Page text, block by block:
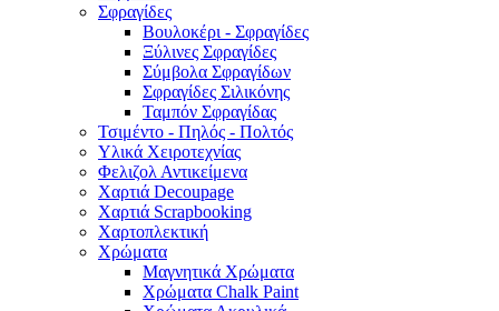
Σφραγίδες
Βουλοκέρι - Σφραγίδες
Ξύλινες Σφραγίδες
Σύμβολα Σφραγίδων
Σφραγίδες Σιλικόνης
Ταμπόν Σφραγίδας
Τσιμέντο - Πηλός - Πολτός
Υλικά Χειροτεχνίας
Φελιζολ Αντικείμενα
Χαρτιά Decoupage
Χαρτιά Scrapbooking
Χαρτοπλεκτική
Χρώματα
Μαγνητικά Χρώματα
Χρώματα Chalk Paint